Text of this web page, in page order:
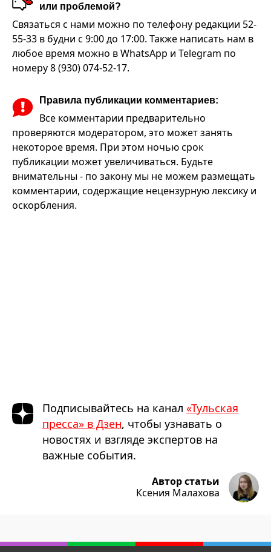
или проблемой?
Связаться с нами можно по телефону редакции 52-
55-33 в будни с 9:00 до 17:00. Также написать нам в
любое время можно в WhatsApp и Telegram по
номеру 8 (930) 074-52-17.
Правила публикации комментариев:
Все комментарии предварительно
проверяются модератором, это может занять
некоторое время. При этом ночью срок
публикации может увеличиваться. Будьте
внимательны - по закону мы не можем размещать
комментарии, содержащие нецензурную лексику и
оскорбления.
Подписывайтесь на канал «Тульская
пресса» в Дзен, чтобы узнавать о
новостях и взгляде экспертов на
важные события.
Автор статьи
Ксения Малахова